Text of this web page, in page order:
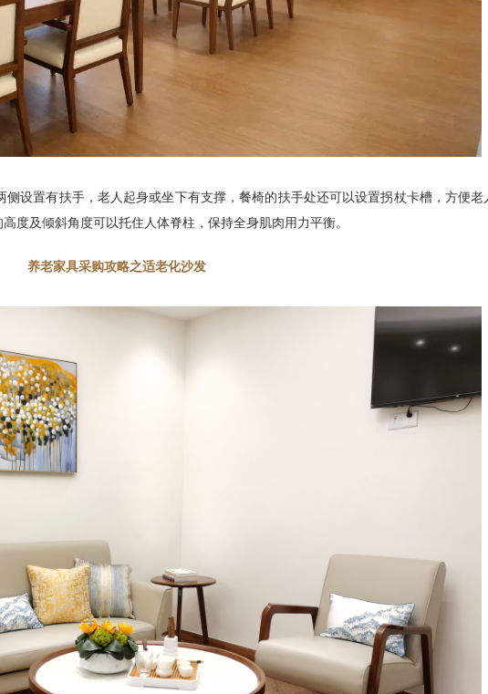
设置有扶手，老人起身或坐下有支撑，餐椅的扶手处还可以设置拐杖卡槽，方便老
度及倾斜角度可以托住人体脊柱，保持全身肌肉用力平衡。
养老家具采购攻略之适老化沙发